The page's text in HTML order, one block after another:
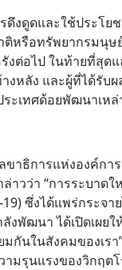
ดึงดูดและใช้ประโย
ติหรือทรัพยากรมนุษ
ต่อไป ในท้ายที่สุดแ
งหลัง และผู้ที่ได้รับ
ะเทศด้อยพัฒนาเห
ขาธิการแห่งองค์กา
าวว่า “การระบาด
ซึ่งได้แพร่กระจา
พัฒนา ได้เปิดเผยใ
กันในสังคมของเรา
ามรุนแรงของวิกฤต